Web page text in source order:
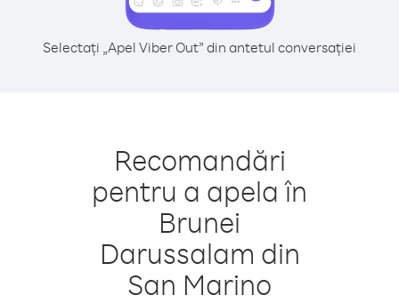
Selectați „Apel Viber Out” din antetul conversației
Recomandări
pentru a apela în
Brunei
Darussalam din
San Marino